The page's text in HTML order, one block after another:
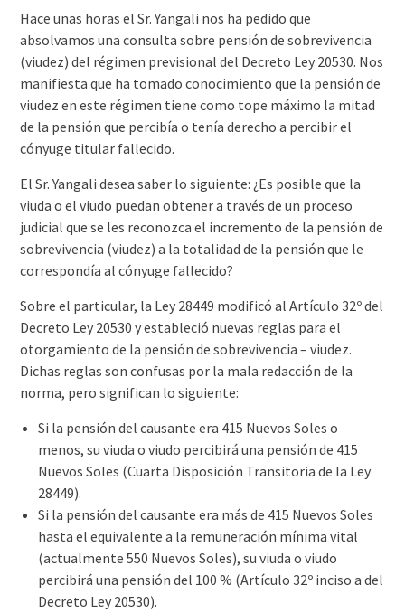
Hace unas horas el Sr. Yangali nos ha pedido que
absolvamos una consulta sobre pensión de sobrevivencia
(viudez) del régimen previsional del Decreto Ley 20530. Nos
manifiesta que ha tomado conocimiento que la pensión de
viudez en este régimen tiene como tope máximo la mitad
de la pensión que percibía o tenía derecho a percibir el
cónyuge titular fallecido.
El Sr. Yangali desea saber lo siguiente: ¿Es posible que la
viuda o el viudo puedan obtener a través de un proceso
judicial que se les reconozca el incremento de la pensión de
sobrevivencia (viudez) a la totalidad de la pensión que le
correspondía al cónyuge fallecido?
Sobre el particular, la Ley 28449 modificó al Artículo 32º del
Decreto Ley 20530 y estableció nuevas reglas para el
otorgamiento de la pensión de sobrevivencia – viudez.
Dichas reglas son confusas por la mala redacción de la
norma, pero significan lo siguiente:
Si la pensión del causante era 415 Nuevos Soles o
menos, su viuda o viudo percibirá una pensión de 415
Nuevos Soles (Cuarta Disposición Transitoria de la Ley
28449).
Si la pensión del causante era más de 415 Nuevos Soles
hasta el equivalente a la remuneración mínima vital
(actualmente 550 Nuevos Soles), su viuda o viudo
percibirá una pensión del 100 % (Artículo 32º inciso a del
Decreto Ley 20530).